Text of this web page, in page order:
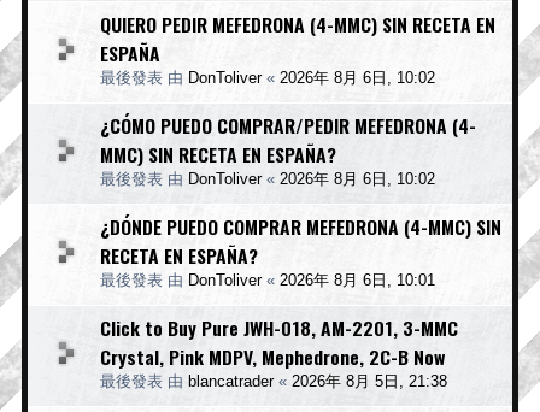
QUIERO PEDIR MEFEDRONA (4-MMC) SIN RECETA EN
ESPAÑA
最後發表 由 DonToliver« 2026年 8月 6日, 10:02
¿CÓMO PUEDO COMPRAR/PEDIR MEFEDRONA (4-
MMC) SIN RECETA EN ESPAÑA?
最後發表 由 DonToliver« 2026年 8月 6日, 10:02
¿DÓNDE PUEDO COMPRAR MEFEDRONA (4-MMC) SIN
RECETA EN ESPAÑA?
最後發表 由 DonToliver« 2026年 8月 6日, 10:01
Click to Buy Pure JWH-018, AM-2201, 3-MMC
Crystal, Pink MDPV, Mephedrone, 2C-B Now
最後發表 由 blancatrader« 2026年 8月 5日, 21:38